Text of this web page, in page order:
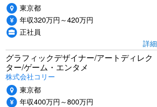
東京都
年収320万円～420万円
正社員
詳細
グラフィックデザイナー/アートディレク
ター/ゲーム・エンタメ
株式会社コリー
東京都
年収400万円～800万円